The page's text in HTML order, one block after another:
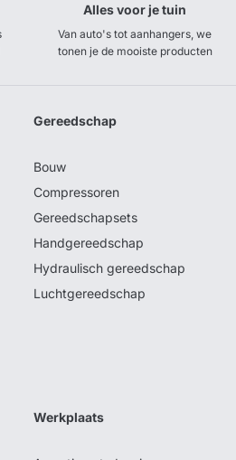
Alles voor je tuin
Van auto's tot aanhangers, we
tonen je de mooiste producten
Gereedschap
Bouw
Compressoren
Gereedschapsets
Handgereedschap
Hydraulisch gereedschap
Luchtgereedschap
Werkplaats